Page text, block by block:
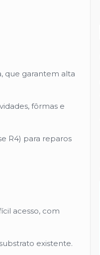
que garantem alta
fôrmas e
R4) para reparos
acesso, com
existente.